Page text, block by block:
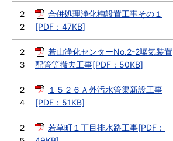
２
２
合併処理浄化槽設置工事その１
[PDF：47KB]
２
３
若山浄化センターNo.2-2曝気装置
配管等撤去工事[PDF：50KB]
２
４
１５２６Ａ外汚水管渠新設工事
[PDF：51KB]
２
若草町１丁目排水路工事[PDF：